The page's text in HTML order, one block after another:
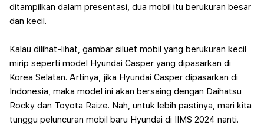
ditampilkan dalam presentasi, dua mobil itu berukuran besar
dan kecil.
Kalau dilihat-lihat, gambar siluet mobil yang berukuran kecil
mirip seperti model Hyundai Casper yang dipasarkan di
Korea Selatan. Artinya, jika Hyundai Casper dipasarkan di
Indonesia, maka model ini akan bersaing dengan Daihatsu
Rocky dan Toyota Raize. Nah, untuk lebih pastinya, mari kita
tunggu peluncuran mobil baru Hyundai di IIMS 2024 nanti.